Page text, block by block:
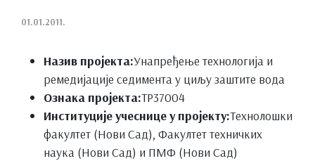
01.01.2011.
Назив пројекта:Унапређење технологија и
ремедијације седимента у циљу заштите вода
Ознака пројекта:ТР37004
Институције учеснице у пројекту:Технолошки
факултет (Нови Сад), Факултет техничких
наука (Нови Сад) и ПМФ (Нови Сад)